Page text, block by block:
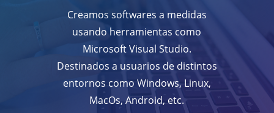
Creamos softwares a medidas
usando herramientas como
Microsoft Visual Studio.
Destinados a usuarios de distintos
entornos como Windows, Linux,
MacOs, Android, etc.